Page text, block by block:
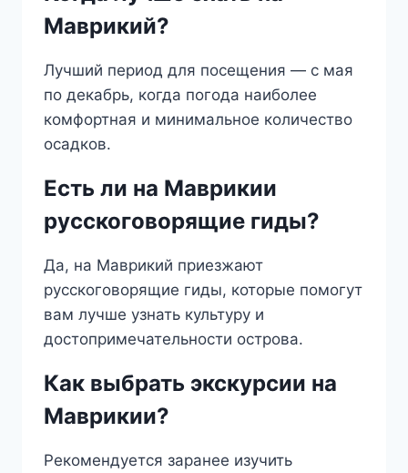
Маврикий?
Лучший период для посещения — с мая
по декабрь, когда погода наиболее
комфортная и минимальное количество
осадков.
Есть ли на Маврикии
русскоговорящие гиды?
Да, на Маврикий приезжают
русскоговорящие гиды, которые помогут
вам лучше узнать культуру и
достопримечательности острова.
Как выбрать экскурсии на
Маврикии?
Рекомендуется заранее изучить